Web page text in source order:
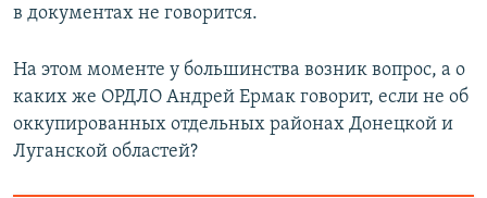
в документах не говорится.
На этом моменте у большинства возник вопрос, а о
каких же ОРДЛО Андрей Ермак говорит, если не об
оккупированных отдельных районах Донецкой и
Луганской областей?